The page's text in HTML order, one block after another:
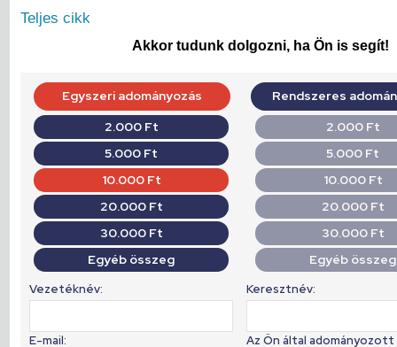
Teljes cikk
Akkor tudunk dolgozni, ha Ön is segít!